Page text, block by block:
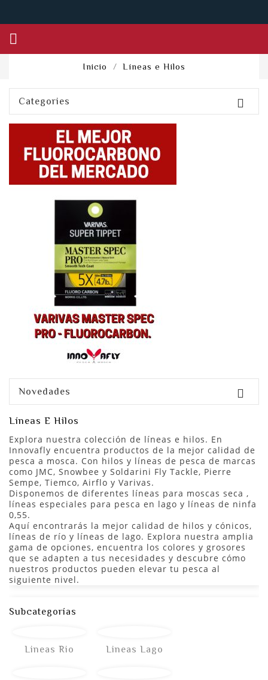

Inicio Líneas e Hilos
Categories 
Novedades 
Líneas E Hilos
Explora nuestra colección de líneas e hilos. En
Innovafly encuentra productos de la mejor calidad de
pesca a mosca. Con hilos y líneas de pesca de marcas
como JMC, Snowbee y Soldarini Fly Tackle, Pierre
Sempe, Tiemco, Airflo y Varivas.
Disponemos de diferentes líneas para moscas seca ,
líneas especiales para pesca en lago y líneas de ninfa
0,55.
Aquí encontrarás la mejor calidad de hilos y cónicos,
líneas de río y líneas de lago. Explora nuestra amplia
gama de opciones, encuentra los colores y grosores
que se adapten a tus necesidades y descubre cómo
nuestros productos pueden elevar tu pesca al
siguiente nivel.
Subcategorías
Lineas Rio Lineas Lago